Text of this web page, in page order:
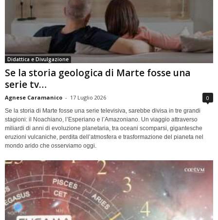
Didattica e Divulgazione
Se la storia geologica di Marte fosse una
serie tv…
Agnese Caramanico - 17 Luglio 2026 0
Se la storia di Marte fosse una serie televisiva, sarebbe divisa in tre grandi
stagioni: il Noachiano, l’Esperiano e l’Amazoniano. Un viaggio attraverso
miliardi di anni di evoluzione planetaria, tra oceani scomparsi, gigantesche
eruzioni vulcaniche, perdita dell’atmosfera e trasformazione del pianeta nel
mondo arido che osserviamo oggi.